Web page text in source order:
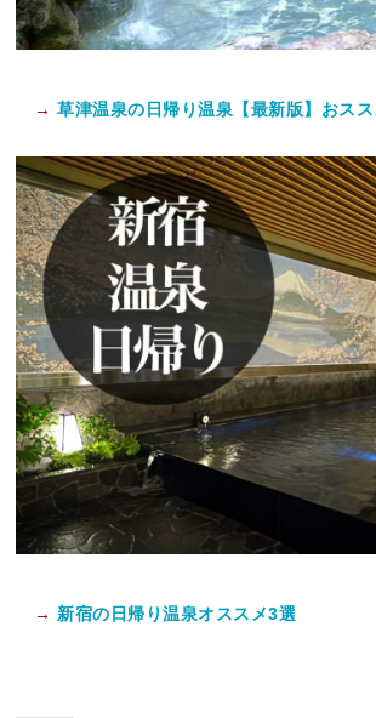
→ 草津温泉の日帰り温泉【最新版】おス
→ 新宿の日帰り温泉オススメ3選